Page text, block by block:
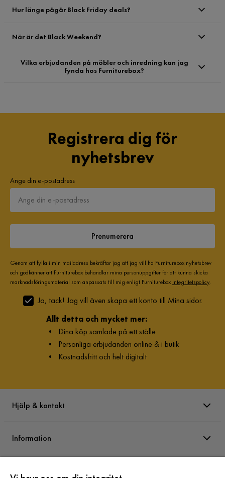
Hur länge pågår Black Friday deals?
När är det Black Weekend?
Vilka erbjudanden på möbler och inredning kan jag
fynda hos Furniturebox?
matgrupper
Registrera dig för
nyhetsbrev
Ange din e-postadress
Prenumerera
Genom att fylla i min mailadress bekräftar jag att jag vill ha Furniturebox nyhetsbrev
och godkänner att Furniturebox behandlar mina personuppgifter för att kunna skicka
marknadsföringsmaterial som anpassats till mig enligt Furniturebox Integritetspolicy.
Ja, tack! Jag vill även skapa ett konto till Mina sidor.
Allt detta och mycket mer:
• Dina köp samlade på ett ställe
• Personliga erbjudanden online & i butik
• Kostnadsfritt och helt digitalt
Hjälp & kontakt
Information